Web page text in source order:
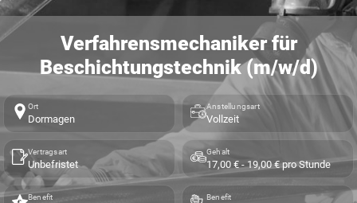
Verfahrensmechaniker für
Beschichtungstechnik (m/w/d)
Ort
Dormagen
Anstellungsart
Vollzeit
Vertragsart
Unbefristet
Gehalt
17,00 € - 19,00 € pro Stunde
Benefit Benefit